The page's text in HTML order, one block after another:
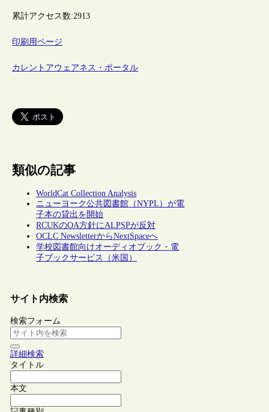
累計アクセス数:2913
印刷用ページ
カレントアウェアネス・ポータル
類似の記事
WorldCat Collection Analysis
ニューヨーク公共図書館（NYPL）が電
子本の貸出を開始
RCUKのOA方針にALPSPが反対
OCLC NewsletterからNextSpaceへ
学校図書館向けオーディオブック・電
子ブックサービス（米国）
サイト内検索
検索フォーム
詳細検索
タイトル
本文